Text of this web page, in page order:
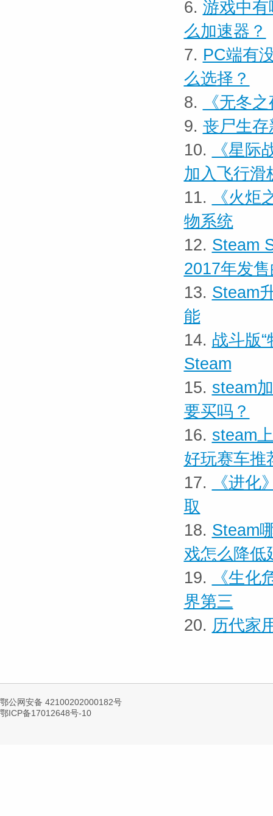
6. 游戏中
么加速器？
7. PC端有
么选择？
8.
《无冬
9. 丧尸生
10.
《星
加入飞行滑
11.
《火
物系统
12. Steam
2017年发
13. Steam
能
14. 战斗版
Steam
15. steam
要买吗？
16. steam
好玩赛车推
17.
《进
取
18. Steam
戏怎么降低
19.
《生
界第三
20. 历代家
鄂公网安备 42100202000182号
鄂ICP备17012648号-10